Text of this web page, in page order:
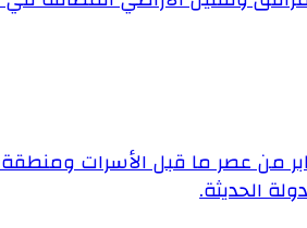
من عصر ما قبل الأسرات
الحديثة.